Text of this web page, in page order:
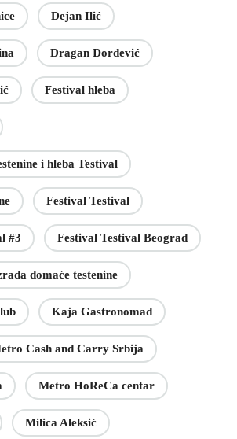
Dejan Ilić
Dragan Đorđević
Festival hleba
i hleba Testival
Festival Testival
#3 Festival Testival Beograd
domaće testenine
Kaja Gastronomad
Cash and Carry Srbija
Metro HoReCa centar
Milica Aleksić